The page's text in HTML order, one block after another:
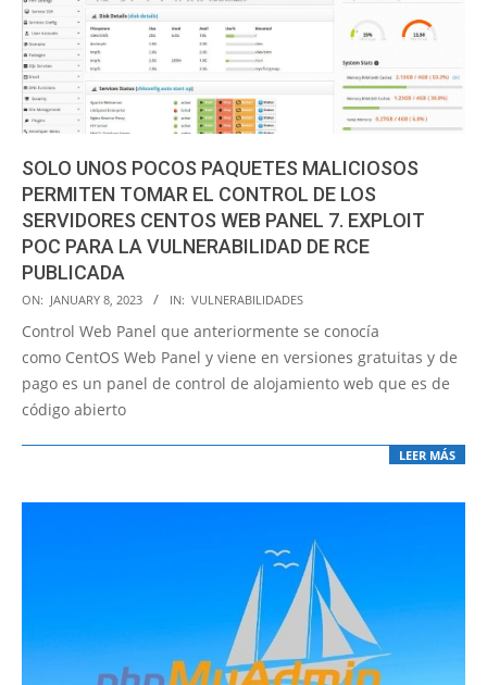
SOLO UNOS POCOS PAQUETES MALICIOSOS
PERMITEN TOMAR EL CONTROL DE LOS
SERVIDORES CENTOS WEB PANEL 7. EXPLOIT
POC PARA LA VULNERABILIDAD DE RCE
PUBLICADA
2023-
01-
08
ON: JANUARY 8, 2023 IN: VULNERABILIDADES
Control Web Panel que anteriormente se conocía
como CentOS Web Panel y viene en versiones gratuitas y de
pago es un panel de control de alojamiento web que es de
código abierto
LEER MÁS